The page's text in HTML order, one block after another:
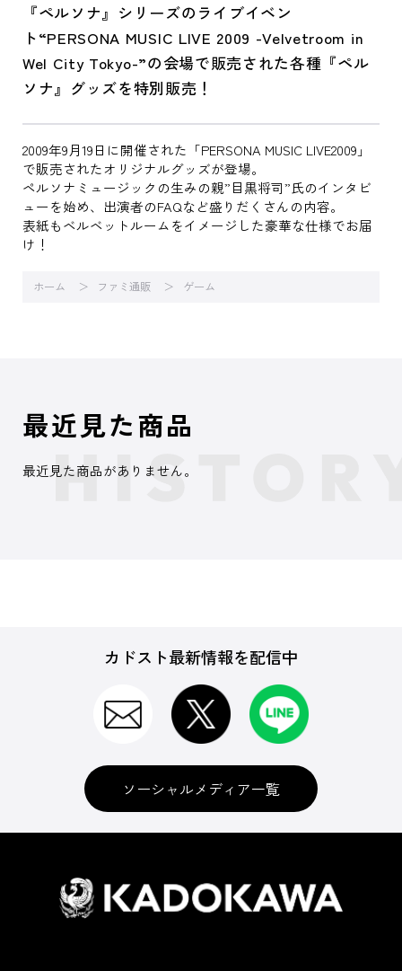
『ペルソナ』シリーズのライブイベン
ト“PERSONA MUSIC LIVE 2009 -Velvetroom in
Wel City Tokyo-”の会場で販売された各種『ペル
ソナ』グッズを特別販売！
2009年9月19日に開催された「PERSONA MUSIC LIVE2009」
で販売されたオリジナルグッズが登場。
ペルソナミュージックの生みの親”目黒将司”氏のインタビ
ューを始め、出演者のFAQなど盛りだくさんの内容。
表紙もベルベットルームをイメージした豪華な仕様でお届
け！
ホーム ファミ通販 ゲーム
最近見た商品
最近見た商品がありません。
カドスト最新情報を配信中
ソーシャルメディア一覧